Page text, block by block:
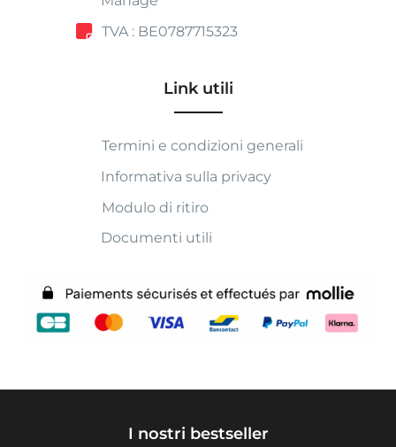
TVA : BE0787715323
Link utili
Termini e condizioni generali
Informativa sulla privacy
Modulo di ritiro
Documenti utili
I nostri bestseller